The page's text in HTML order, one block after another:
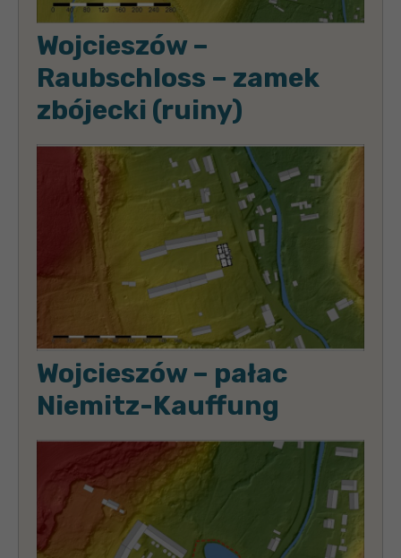
Wojcieszów –
Raubschloss – zamek
zbójecki (ruiny)
Wojcieszów – pałac
Niemitz-Kauffung